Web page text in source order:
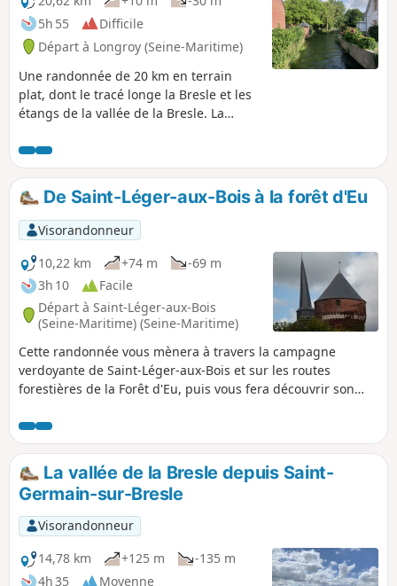
5h 55
Difficile
Départ à Longroy (Seine-Maritime)
Une randonnée de 20 km en terrain
plat, dont le tracé longe la Bresle et les
étangs de la vallée de la Bresle. La
le début de la randonnée n'est pas
balisé, elle emprunte par la suite le
Chemin entre Verre et Mer, une voie
bitumée fréquentée aussi bien par les
piétons que par les vélos et qui est bien
fléchée. Lors de cette randonnée, vous
traverserez de jolis bourgs sillonnés de
canaux, vous emprunterez un itinéraire
entre rivière et étangs, et vous aurez
l'occasion d'observer de nombreux
Cette balade est un aller simple, de
gare à gare, que vous pouvez
emprunter dans les deux sens.
De Saint-Léger-aux-Bois à la forêt d'Eu
Visorandonneur
10,22 km
+74 m
-69 m
3h 10
Facile
Départ à Saint-Léger-aux-Bois
(Seine-Maritime) (Seine-Maritime)
Cette randonnée vous mènera à travers la campagne
verdoyante de Saint-Léger-aux-Bois et sur les routes
forestières de la Forêt d'Eu, puis vous fera découvrir son
l'église Saint-Léger d'Autun au clocher penché.
La vallée de la Bresle depuis Saint-
Germain-sur-Bresle
Visorandonneur
14,78 km
+125 m
-135 m
4h 35
Moyenne